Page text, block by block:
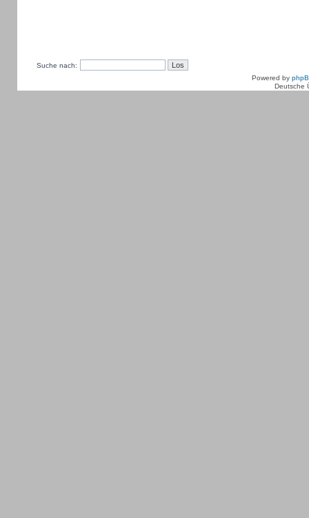
Suche nach:
Powered by
Deutsche